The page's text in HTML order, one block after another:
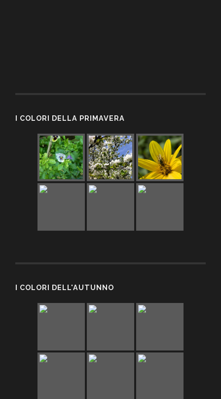
I COLORI DELLA PRIMAVERA
I COLORI DELL'AUTUNNO